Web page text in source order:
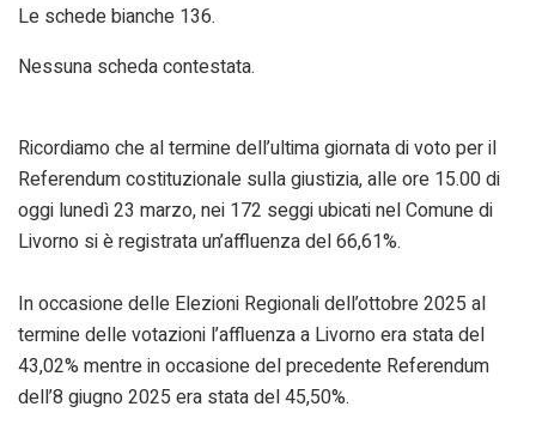
Le schede bianche 136.
Nessuna scheda contestata.
Ricordiamo che al termine dell’ultima giornata di voto per il
Referendum costituzionale sulla giustizia, alle ore 15.00 di
oggi lunedì 23 marzo, nei 172 seggi ubicati nel Comune di
Livorno si è registrata un’affluenza del 66,61%.
In occasione delle Elezioni Regionali dell’ottobre 2025 al
termine delle votazioni l’affluenza a Livorno era stata del
43,02% mentre in occasione del precedente Referendum
dell’8 giugno 2025 era stata del 45,50%.